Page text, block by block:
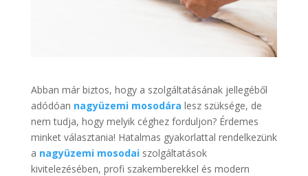
Abban már biztos, hogy a szolgáltatásának jellegéből
adódóan nagyüzemi mosodára lesz szüksége, de
nem tudja, hogy melyik céghez forduljon? Érdemes
minket választania! Hatalmas gyakorlattal rendelkezünk
a nagyüzemi mosodaiszolgáltatások
kivitelezésében, profi szakemberekkel és modern